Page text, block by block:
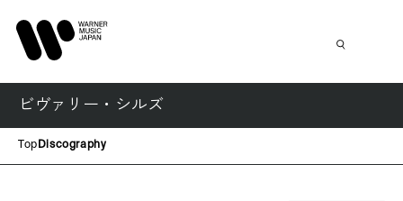
ビヴァリー・シルズ
Top Discography